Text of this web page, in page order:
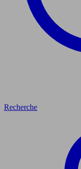
Recherche